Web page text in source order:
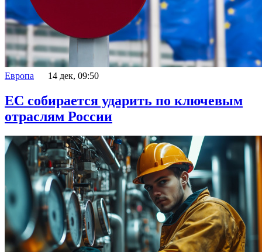
Европа 14 дек, 09:50
ЕС собирается ударить по ключевым
отраслям России